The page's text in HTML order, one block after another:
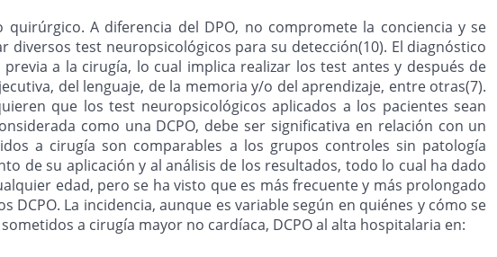
A diferencia del DPO, no compromete la conciencia y se
test neuropsicológicos para su detección(10). El diagnóstico
a la cirugía, lo cual implica realizar los test antes y después de
del lenguaje, de la memoria y/o del aprendizaje, entre otras(7).
que los test neuropsicológicos aplicados a los pacientes sean
como una DCPO, debe ser significativa en relación con un
a cirugía son comparables a los grupos controles sin patología
de su aplicación y al análisis de los resultados, todo lo cual ha dado
edad, pero se ha visto que es más frecuente y más prolongado
La incidencia, aunque es variable según en quiénes y cómo se
a cirugía mayor no cardíaca, DCPO al alta hospitalaria en: